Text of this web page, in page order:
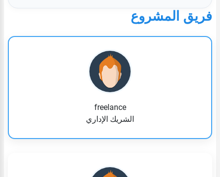
فريق المشروع
freelance
الشريك الإداري